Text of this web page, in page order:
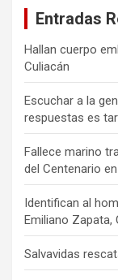
Entradas
Hallan cuerpo
Culiacán
Escuchar a la
respuestas es
Fallece marino
del Centenario
Identifican al
Emiliano Zapata,
Salvavidas